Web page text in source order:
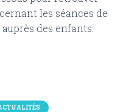
les séances de
des enfants.